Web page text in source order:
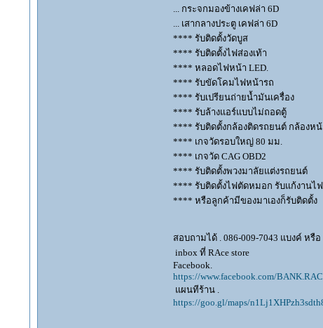
... กระจกมองข้างเคฟล่า 6D
... เสากลางประตู เคฟล่า 6D
**** รับติดตั้งวัดบูส
**** รับติดตั้งไฟส่องเท้า
**** หลอดไฟหน้า LED.
**** รับขัดโคมไฟหน้ารถ
**** รับเปรียนถ่ายน้ำมันเครื่อง
**** รับล้างแอร์แบบไม่ถอดตู้
**** รับติดตั้งกล้องติดรถยนต์ กล้องหน้
**** เกจวัดรอบใหญ่ 80 มม.
**** เกจวัด CAG OBD2
**** รับติดตั้งพวงมาลัยแต่งรถยนต์
**** รับติดตั้งไฟตัดหมอก รับแก้งานไ
**** หรือลูกค้ามีของมาเองก็รับติดตั้ง
สอบถามได้ . 086-009-7043 แบงค์ หรือ
inbox ที่ RAce store
Facebook.
https://www.facebook.com/
แผนทีร้าน .
https://goo.gl/maps/